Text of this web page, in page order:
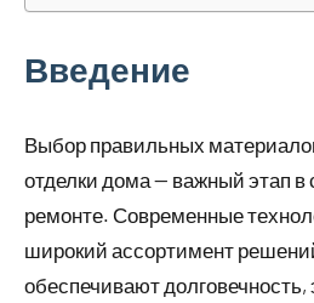
Введение
Выбор правильных
отделки дома — важный этап в
ремонте. Современные
широкий ассортимент
обеспечивают долговечность,